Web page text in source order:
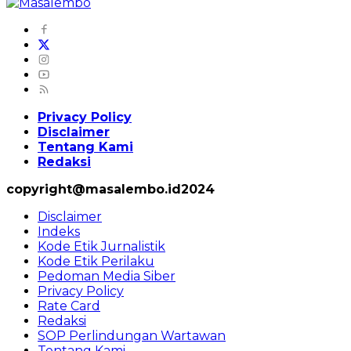
Privacy Policy
Disclaimer
Tentang Kami
Redaksi
copyright@masalembo.id2024
Disclaimer
Indeks
Kode Etik Jurnalistik
Kode Etik Perilaku
Pedoman Media Siber
Privacy Policy
Rate Card
Redaksi
SOP Perlindungan Wartawan